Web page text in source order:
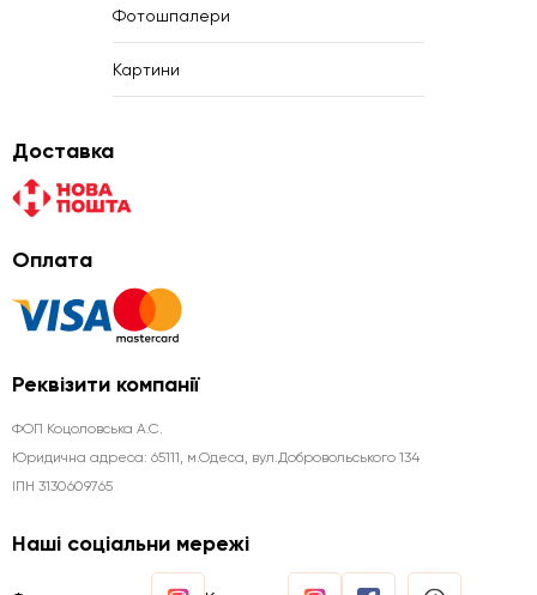
Фотошпалери
Картини
Доставка
Оплата
Реквізити компанії
ФОП Коцоловська А.С.
Юридична aдреса: 65111, м.Одеса, вул.Добровольського 134
ІПН 3130609765
Наші соціальни мережі